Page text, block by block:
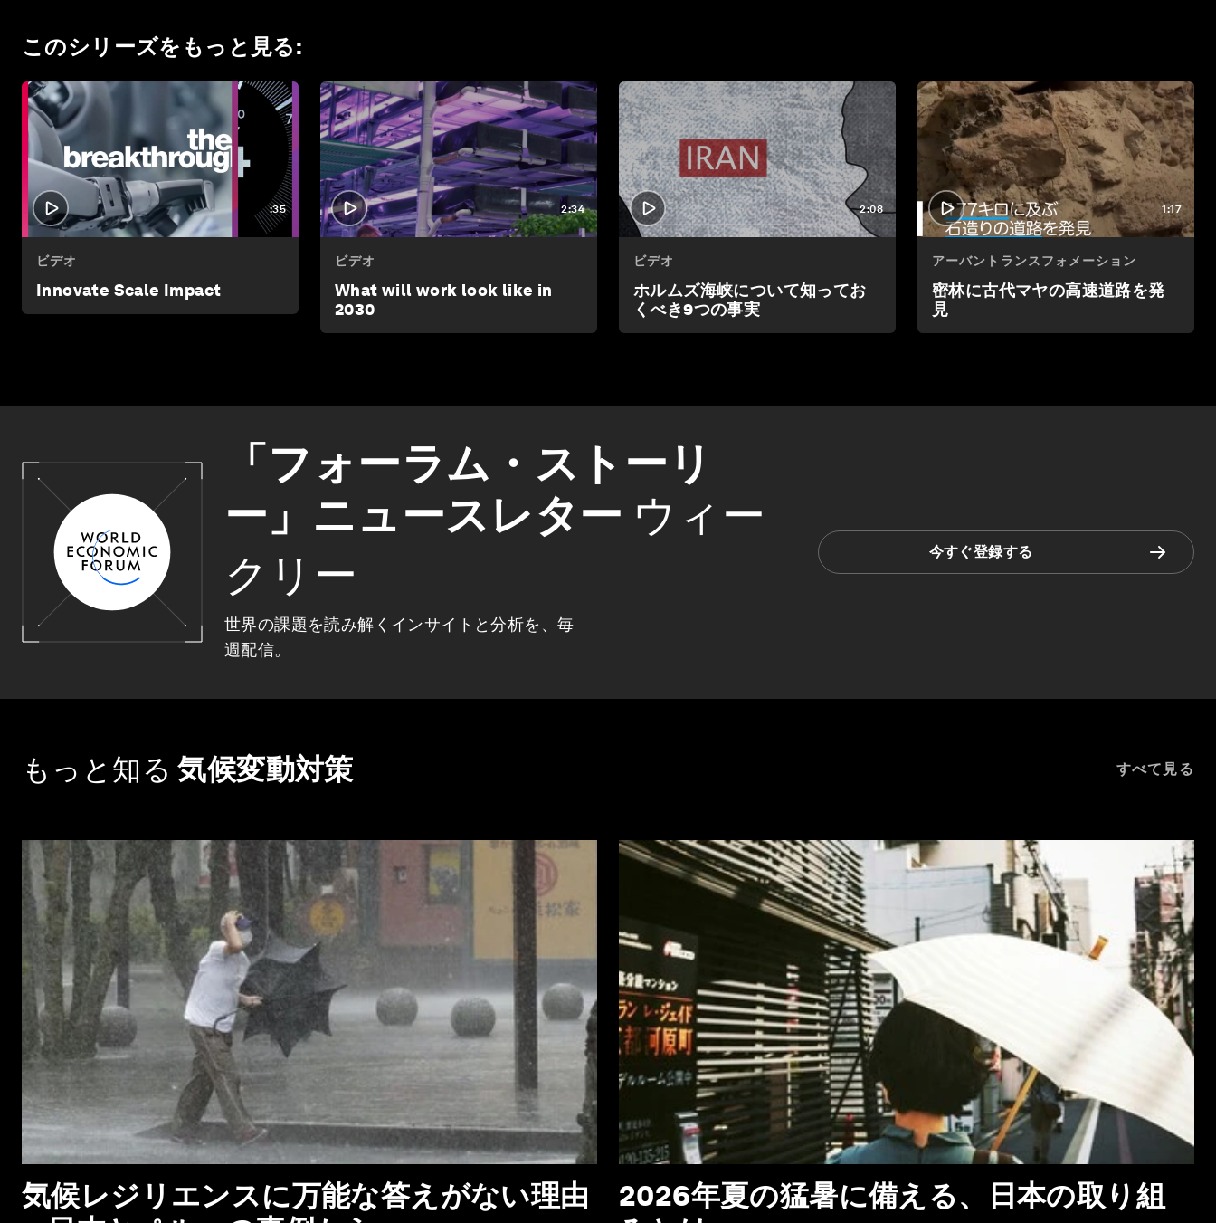
このシリーズをもっと見る:
:35
ビデオ
Innovate Scale Impact
2:34
ビデオ
What will work look like in
2030
2:08
ビデオ
ホルムズ海峡について知ってお
くべき9つの事実
1:17
アーバントランスフォメーション
密林に古代マヤの高速道路を発
見
「フォーラム・ストーリ
ー」ニュースレター ウィー
クリー
世界の課題を読み解くインサイトと分析を、毎
週配信。
今すぐ登録する
もっと知る 気候変動対策 すべて見る
気候レジリエンスに万能な答えがない理由
2026年夏の猛暑に備える、日本の取り組